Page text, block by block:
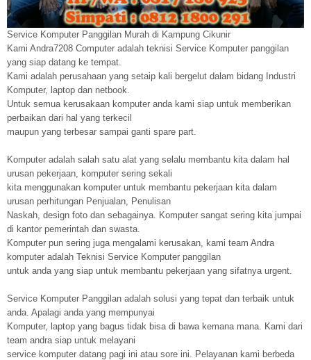
Service Komputer Panggilan Murah di Kampung Cikunir
Kami Andra7208 Computer adalah teknisi Service Komputer panggilan
yang siap datang ke tempat.
Kami adalah perusahaan yang setaip kali bergelut dalam bidang Industri
Komputer, laptop dan netbook.
Untuk semua kerusakaan komputer anda kami siap untuk memberikan
perbaikan dari hal yang terkecil
maupun yang terbesar sampai ganti spare part.
Komputer adalah salah satu alat yang selalu membantu kita dalam hal
urusan pekerjaan, komputer sering sekali
kita menggunakan komputer untuk membantu pekerjaan kita dalam
urusan perhitungan Penjualan, Penulisan
Naskah, design foto dan sebagainya. Komputer sangat sering kita jumpai
di kantor pemerintah dan swasta.
Komputer pun sering juga mengalami kerusakan, kami team Andra
komputer adalah Teknisi Service Komputer panggilan
untuk anda yang siap untuk membantu pekerjaan yang sifatnya urgent.
Service Komputer Panggilan adalah solusi yang tepat dan terbaik untuk
anda. Apalagi anda yang mempunyai
Komputer, laptop yang bagus tidak bisa di bawa kemana mana. Kami dari
team andra siap untuk melayani
service komputer datang pagi ini atau sore ini. Pelayanan kami berbeda